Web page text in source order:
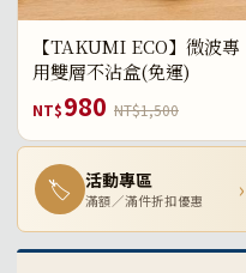
【TAKUMI ECO】微波專
用雙層不沾盒(免運)
NT$980 NT$1,500
🏷 活動專區
滿額／滿件折扣優惠 ›